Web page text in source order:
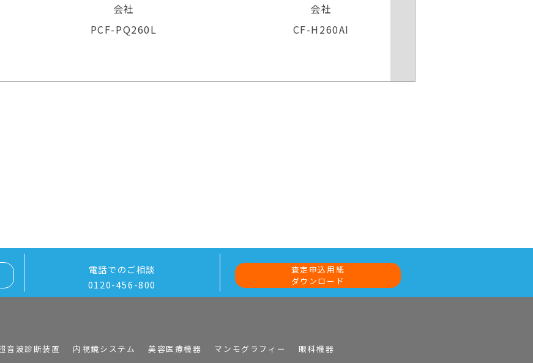
会社
PCF-PQ260L
会社
CF-H260AI
電話でのご相談
0120-456-800
査定申込用紙
ダウンロード
音波診断装置 内視鏡システム 美容医療機器 マンモグラフィー
眼科機器